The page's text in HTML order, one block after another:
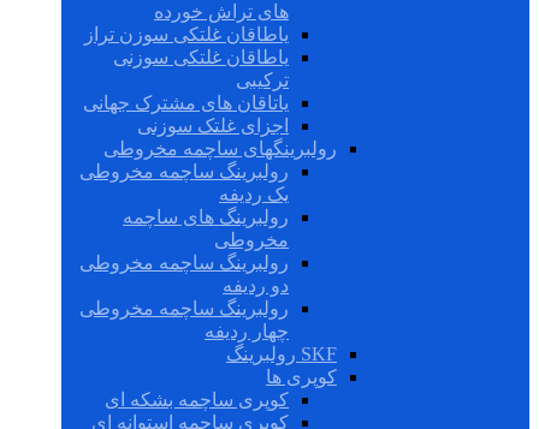
های تراش خورده
یاطاقان غلتکی سوزن تراز
یاطاقان غلتکی سوزنی
ترکیبی
یاتاقان های مشترک جهانی
اجزای غلتک سوزنی
رولبرینگهای ساچمه مخروطی
رولبرینگ ساچمه مخروطی
یک ردیفه
رولبرینگ های ساچمه
مخروطی
رولبرینگ ساچمه مخروطی
دو ردیفه
رولبرینگ ساچمه مخروطی
چهار ردیفه
SKF رولبرینگ
کوپری ها
کوپری ساچمه بشکه ای
کوپری ساچمه استوانه ای